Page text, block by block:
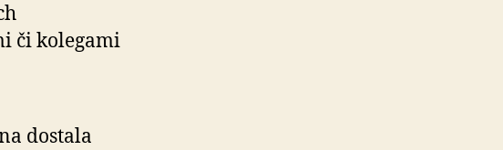
či kolegami
dostala